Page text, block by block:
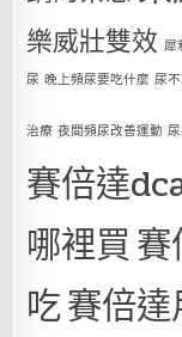
樂威壯雙效 犀
尿 晚上頻尿要吃什麼 尿
治療 夜間頻尿改善運動
賽倍達
哪裡買
吃賽倍